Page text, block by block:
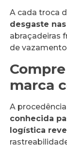
A cada troca
desgaste
abraçadeiras
de
marca
A
conhecida
logística